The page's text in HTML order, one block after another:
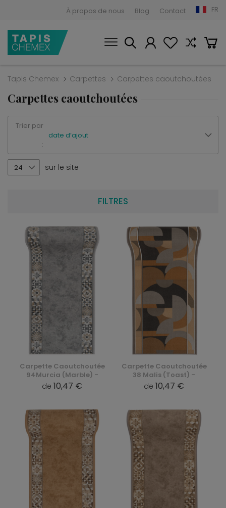
À propos de nous Blog Contact FR
Tapis Chemex Carpettes Carpettes caoutchoutées
Carpettes caoutchoutées
Trier par
:
date d’ajout
24 sur le site
FILTRES
Carpette Caoutchoutée
94Murcia (Marble) -
de 10,47 €
Carpette Caoutchoutée
38 Malis (Toast) -
de 10,47 €